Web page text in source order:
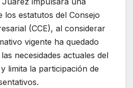
los estatutos del Consejo
(CCE), al considerar
vigente ha quedado
necesidades actuales del
limita la participación de